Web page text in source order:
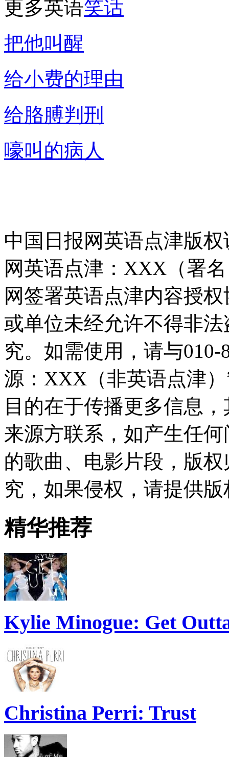
更多英语笑话
把他叫醒
给小费的理由
给胳膊判刑
嚎叫的病人
中国日报网英语点津版
网英语点津：XXX（署
网签署英语点津内容授
或单位未经允许不得非
究。如需使用，请与010-
源：XXX（非英语点津
目的在于传播更多信息
来源方联系，如产生任
的歌曲、电影片段，版
究，如果侵权，请提供
精华推荐
Kylie Minogue: Get
Christina Perri: Trust